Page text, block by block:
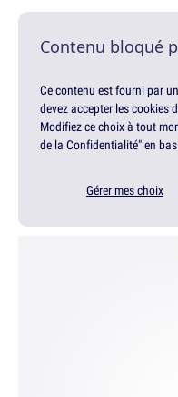
Contenu bloqué
Ce contenu est fourni par
devez accepter les cookies
Modifiez ce choix à tout
de la Confidentialité" en
Gérer mes choix